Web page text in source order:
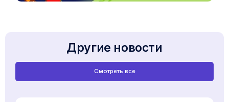
Другие новости
Смотреть все